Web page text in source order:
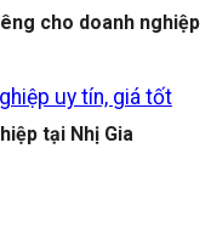
cho doanh nghiệp
tại Nhị Gia